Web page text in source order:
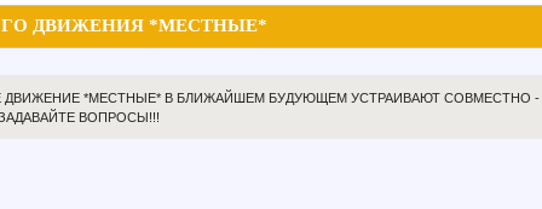
ДВИЖЕНИЯ *МЕСТНЫЕ*
ДВИЖЕНИЕ *МЕСТНЫЕ* В БЛИЖАЙШЕМ БУДУЮЩЕМ УСТРАИВАЮТ СОВМЕСТНО
ВОПРОСЫ!!!